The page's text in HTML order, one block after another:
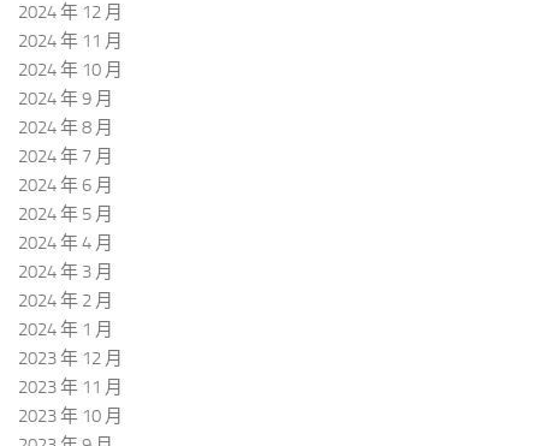
2024 年 12 月
2024 年 11 月
2024 年 10 月
2024 年 9 月
2024 年 8 月
2024 年 7 月
2024 年 6 月
2024 年 5 月
2024 年 4 月
2024 年 3 月
2024 年 2 月
2024 年 1 月
2023 年 12 月
2023 年 11 月
2023 年 10 月